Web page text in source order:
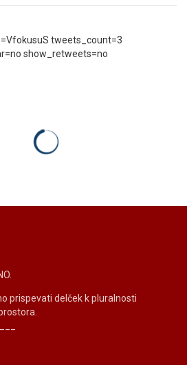
tweets_count=3
show_retweets=no
prispevati delček k pluralnosti